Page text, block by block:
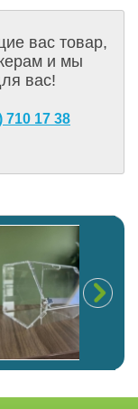
вас товар,
и мы
вас!
710 17 38